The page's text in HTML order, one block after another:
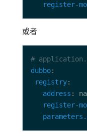
register-
或者
#
dubbo
registry
address
register-